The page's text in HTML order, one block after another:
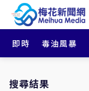
即時 毒油風暴
搜尋結果